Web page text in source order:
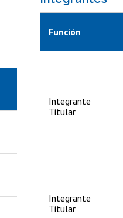
Función
Integrante
Titular
Integrante
Titular